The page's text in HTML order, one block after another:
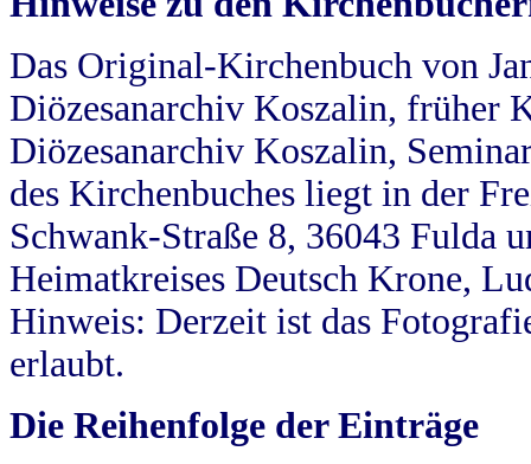
Das Original-Kirchenbuch von
Diözesanarchiv Koszalin, früher
Diözesanarchiv Koszalin,
des Kirchenbuches liegt in der
Schwank-Straße 8, 36043 Fulda
Heimatkreises Deutsch Krone,
Hinweis: Derzeit ist das
erlaubt.
Die Reihenfolge der Einträge